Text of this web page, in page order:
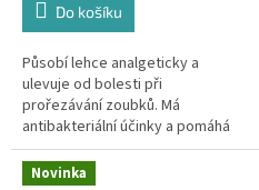
Do košíku
Působí lehce analgeticky a
ulevuje od bolesti při
prořezávání zoubků. Má
antibakteriální účinky a pomáhá
hojit zanícené dásně
Novinka